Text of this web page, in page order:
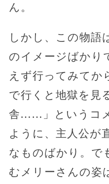
ん。
しかし、この物語
のイメージばかり
えず行ってみてか
で行くと地獄を見
舎……」というコ
ように、主人公が
なものばかり。で
むメリーさんの姿